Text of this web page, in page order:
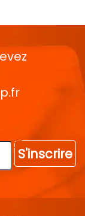
S'inscrire